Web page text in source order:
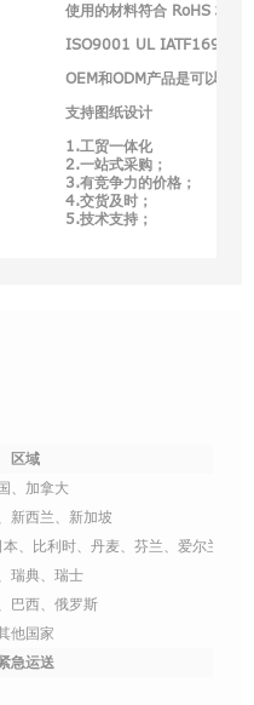
使用的材料符合 RoHS 标准
ISO9001 UL IATF16949
OEM和ODM产品是可以接受
支持图纸设计
1.工贸一体化
2.一站式采购；
3.有竞争力的价格；
4.交货及时；
5.技术支持；
区域
、加拿大
新西兰、新加坡
、比利时、丹麦、芬兰、爱尔兰、挪
瑞典、瑞士
巴西、俄罗斯
他国家
急运送